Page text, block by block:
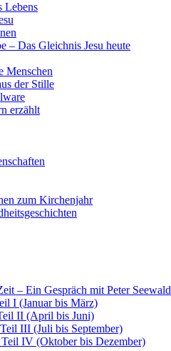
Lebens
– Das Gleichnis Jesu heute
Menschen
der Stille
erzählt
zum Kirchenjahr
– Ein Gespräch mit Peter Seewald
I (Januar bis März)
II (April bis Juni)
III (Juli bis September)
IV (Oktober bis Dezember)